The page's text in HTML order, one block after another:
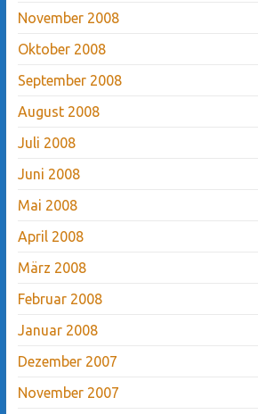
November 2008
Oktober 2008
September 2008
August 2008
Juli 2008
Juni 2008
Mai 2008
April 2008
März 2008
Februar 2008
Januar 2008
Dezember 2007
November 2007